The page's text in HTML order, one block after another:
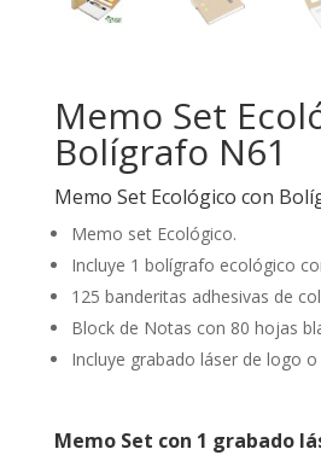
Memo Set
Bolígrafo N61
Memo Set Ecológico con
Memo set Ecológico.
Incluye 1 bolígrafo ecológico
125 banderitas adhesivas de
Block de Notas con 80 hojas
Incluye grabado láser de logo
Memo Set con 1 grabado